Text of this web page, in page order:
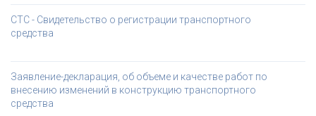
СТС - Свидетельство о регистрации транспортного
средства
Заявление-декларация, об объеме и качестве работ по
внесению изменений в конструкцию транспортного
средства